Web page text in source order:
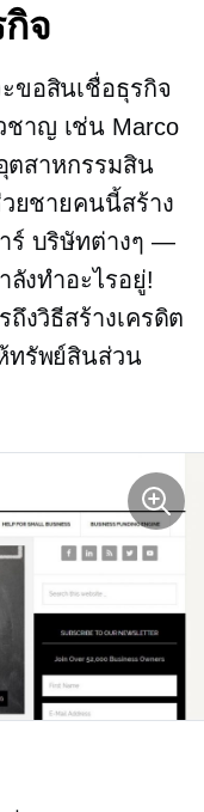
จ
ขอสินเชื่อธุรกิจ
าญ เช่น Marco
ตสาหกรรมสิน
ยชายคนนี้สร้าง
ร์ บริษัทต่างๆ —
ลังทำอะไรอยู่!
งวิธีสร้างเครดิต
ทรัพย์สินส่วน